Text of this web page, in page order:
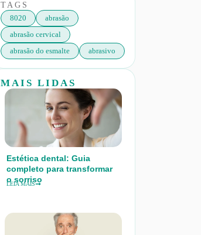
TAGS
8020
abrasão
abrasão cervical
abrasão do esmalte
abrasivo
MAIS LIDAS
Estética dental: Guia
completo para transformar
o sorriso
LEIA MAIS